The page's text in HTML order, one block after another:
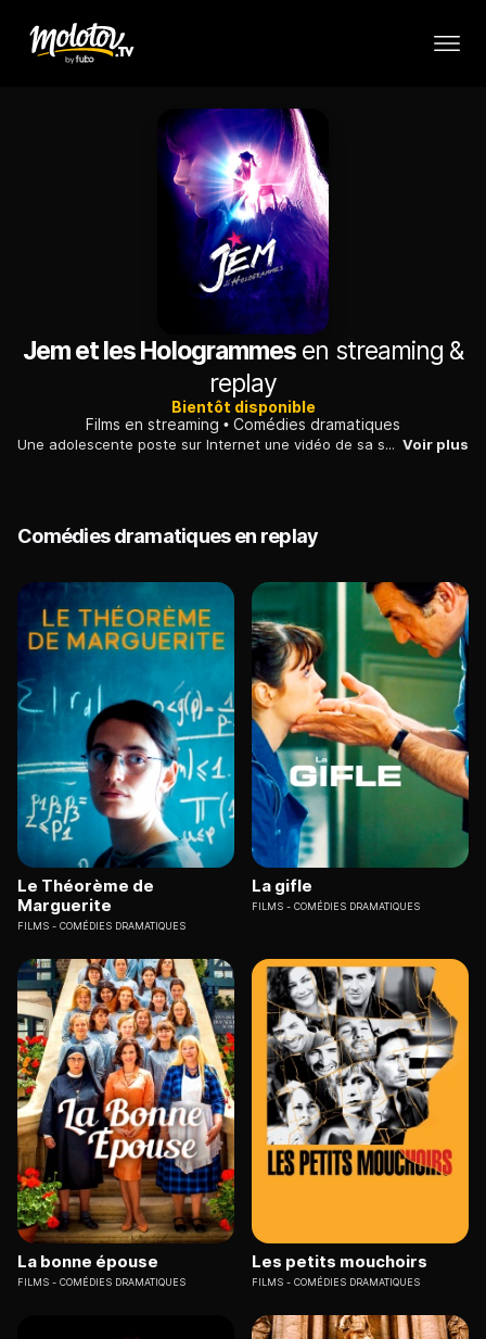
Jem et les Hologrammes en streaming &
replay
Bientôt disponible
Films en streaming
Comédies dramatiques
Une adolescente poste sur Internet une vidéo de sa soeur en train de chanter. Le succès est immédiat et une maison de disques lui propose un contrat.. Voir plus
Comédies dramatiques en replay
Le Théorème de
Marguerite
FILMS COMÉDIES DRAMATIQUES
La gifle
FILMS COMÉDIES DRAMATIQUES
La bonne épouse
FILMS COMÉDIES DRAMATIQUES
Les petits mouchoirs
FILMS COMÉDIES DRAMATIQUES